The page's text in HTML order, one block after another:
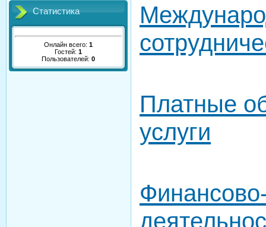
Статистика
Онлайн всего: 1
Гостей: 1
Пользователей: 0
Платные
услуги